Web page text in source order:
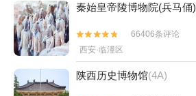
秦始皇帝陵博物院(兵马俑)


66406条评论
西安·临潼区
陕西历史博物馆(4A)